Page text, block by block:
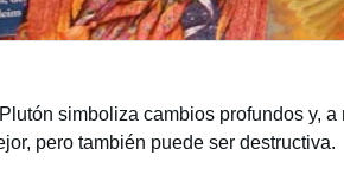
simboliza cambios profundos y,
pero también puede ser destructiva.